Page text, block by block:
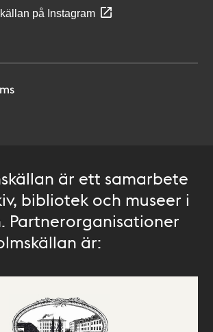
på Instagram
är ett samarbete
bibliotek och museer i
Partnerorganisationer
är: